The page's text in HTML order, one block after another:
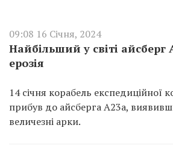
09:08 16 Січня, 2024
Найбільший у світі айсберг
ерозія
14 січня корабель експедиційної
прибув до айсберга A23a,
величезні арки.